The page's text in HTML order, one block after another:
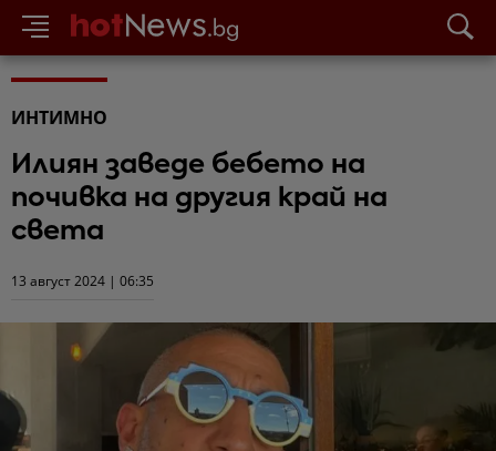
ИНТИМНО
Илиян заведе бебето на
почивка на другия край на
света
13 август 2024 | 06:35